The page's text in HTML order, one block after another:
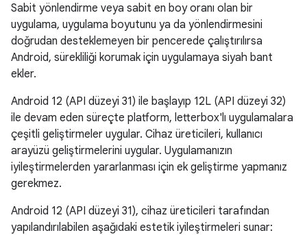
Sabit yönlendirme veya sabit en boy oranı olan bir
uygulama, uygulama boyutunu ya da yönlendirmesini
doğrudan desteklemeyen bir pencerede çalıştırılırsa
Android, sürekliliği korumak için uygulamaya siyah bant
ekler.
Android 12 (API düzeyi 31) ile başlayıp 12L (API düzeyi 32)
ile devam eden süreçte platform, letterbox'lı uygulamalara
çeşitli geliştirmeler uygular. Cihaz üreticileri, kullanıcı
arayüzü geliştirmelerini uygular. Uygulamanızın
iyileştirmelerden yararlanması için ek geliştirme yapmanız
gerekmez.
Android 12 (API düzeyi 31), cihaz üreticileri tarafından
yapılandırılabilen aşağıdaki estetik iyileştirmeleri sunar: